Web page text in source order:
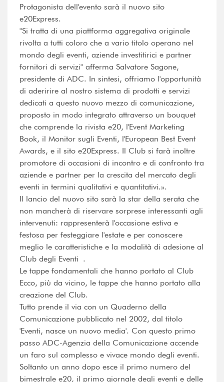
Protagonista dell'evento sarà il nuovo sito
e20Express.
"Si tratta di una piattforma aggregativa originale
rivolta a tutti coloro che a vario titolo operano nel
mondo degli eventi, aziende investitirici e partner
fornitori di servizi" afferma Salvatore Sagone,
presidente di ADC. In sintesi, offriamo l'opportunità
di aderirire al nostro sistema di prodotti e servizi
dedicati a questo nuovo mezzo di comunicazione,
proposto in modo integrato attraverso un bouquet
che comprende la rivista e20, l'Event Marketing
Book, il Monitor sugli Eventi, l'European Best Event
Awards, e il sito e20Express. Il Club si farà inoltre
promotore di occasioni di incontro e di confronto tra
aziende e partner per la crescita del mercato degli
eventi in termini qualitativi e quantitativi.».
Il lancio del nuovo sito sarà la star della serata che
non mancherà di riservare sorprese interessanti agli
intervenuti: rappresenterà l'occasione estiva e
festosa per festeggiare l'estate e per conoscere
meglio le caratteristiche e la modalità di adesione al
Club degli Eventi .
Le tappe fondamentali che hanno portato al Club
Ecco, più da vicino, le tappe che hanno portato alla
creazione del Club.
Tutto prende il via con un Quaderno della
Comunicazione pubblicato nel 2002, dal titolo
'Eventi, nasce un nuovo media'. Con questo primo
passo ADC-Agenzia della Comunicazione accende
un faro sul complesso e vivace mondo degli eventi.
Soltanto un anno dopo esce il primo numero del
bimestrale e20, il primo giornale degli eventi e delle